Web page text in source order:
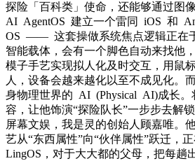
探险「百科类」使命，还能够通过图
AI AgentOS 建立一个雷同 iOS 和
OS —— 这套操做系统焦点逻辑正在
智能载体，会有一个脚色自动来找他
模子手艺实现拟人化及时交互，用鼠
人，设备会越来越化以至不成见化。
身物理世界的 AI (Physical AI)成长。
容，让他饰演“探险队长”一步步去解
屏幕文娱，我是灵的创始人顾嘉唯。
艺从“东西属性”向“伙伴属性”跃迁，
LingOS，对于大大都的父母，把每趟